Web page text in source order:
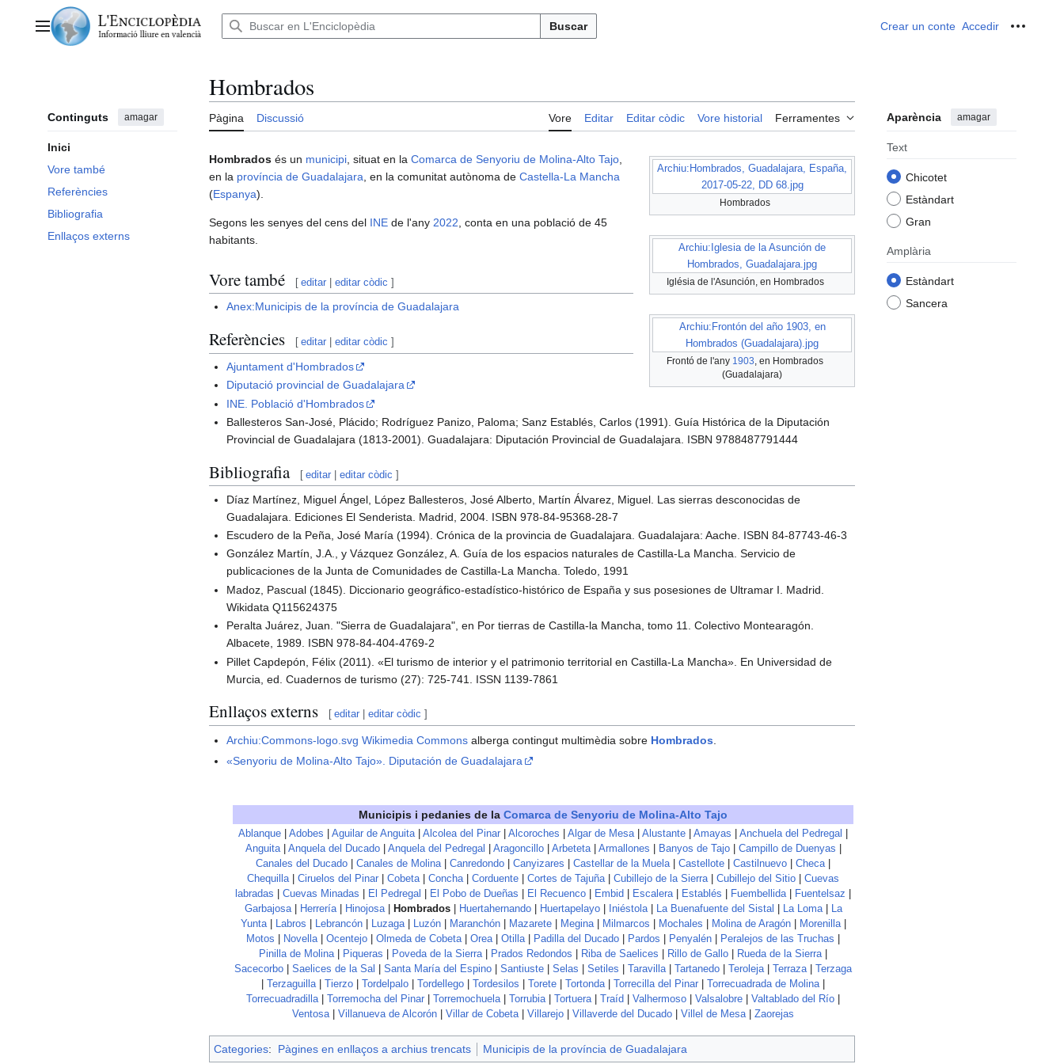
contingutMenú principal Buscar Crear un conte Accedir
Continguts amagar
Inici
Vore també
Referències
Bibliografia
Enllaços externs
Hombrados
Pàgina Discussió Vore Editar Editar còdic Vore historial Ferramentes Aparència amagar
Text
Chicotet
Estàndart
Gran
Amplària
Estàndart
Sancera
Archiu:Hombrados, Guadalajara, España,
2017-05-22, DD 68.jpg
Hombrados
Archiu:Iglesia de la Asunción de
Hombrados, Guadalajara.jpg
Iglésia de l'Asunción, en Hombrados
Archiu:Frontón del año 1903, en
Hombrados (Guadalajara).jpg
Frontó de l'any 1903, en Hombrados
(Guadalajara)
Hombrados és un municipi , situat en la Comarca de Senyoriu de Molina-Alto Tajo
en la província de Guadalajara , en la comunitat autònoma de Castella-La Mancha
(Espanya).
Segons les senyes del cens del INE de l'any 2022 , conta en una població de 45
habitants.
Vore també [ editar |editar còdic ]
Anex:Municipis de la província de Guadalajara
Referències [ editar |editar còdic ]
Ajuntament d'Hombrados
Diputació provincial de Guadalajara
INE. Població d'Hombrados
Ballesteros San-José, Plácido; Rodríguez Panizo, Paloma; Sanz Establés, Carlos (1991). Guía Histórica de la Diputación
Provincial de Guadalajara (1813-2001). Guadalajara: Diputación Provincial de Guadalajara. ISBN 9788487791444
Bibliografia [ editar |editar còdic ]
Díaz Martínez, Miguel Ángel, López Ballesteros, José Alberto, Martín Álvarez, Miguel. Las sierras desconocidas de
Guadalajara. Ediciones El Senderista. Madrid, 2004. ISBN 978-84-95368-28-7
Escudero de la Peña, José María (1994). Crónica de la provincia de Guadalajara. Guadalajara: Aache. ISBN 84-87743-46-3
González Martín, J.A., y Vázquez González, A. Guía de los espacios naturales de Castilla-La Mancha. Servicio de
publicaciones de la Junta de Comunidades de Castilla-La Mancha. Toledo, 1991
Madoz, Pascual (1845). Diccionario geográfico-estadístico-histórico de España y sus posesiones de Ultramar I. Madrid.
Wikidata Q115624375
Peralta Juárez, Juan. "Sierra de Guadalajara", en Por tierras de Castilla-la Mancha, tomo 11. Colectivo Montearagón.
Albacete, 1989. ISBN 978-84-404-4769-2
Pillet Capdepón, Félix (2011). «El turismo de interior y el patrimonio territorial en Castilla-La Mancha». En Universidad de
Murcia, ed. Cuadernos de turismo (27): 725-741. ISSN 1139-7861
Enllaços externs [ editar |editar còdic ]
Archiu:Commons-logo.svg Wikimedia Commons alberga contingut multimèdia sobre Hombrados
«Senyoriu de Molina-Alto Tajo». Diputación de Guadalajara
Municipis i pedanies de la Comarca de Senyoriu de Molina-Alto Tajo
Ablanque Adobes Aguilar de Anguita| Alcolea del Pinar Alcoroches Algar de Mesa| Alustante Amayas Anchuela del Pedregal
Anguita| Anquela del Ducado| Anquela del Pedregal Aragoncillo| Arbeteta| Armallones Banyos de Tajo| Campillo de Duenyas
Canales del Ducado
Canales de Molina| Canredondo Canyizares Castellar de la Muela| Castellote Castilnuevo Checa|
Chequilla| Ciruelos del Pinar Cobeta| Concha| Corduente Cortes de Tajuña| Cubillejo de la Sierra| Cubillejo del Sitio
Cuevas
labradas
Cuevas Minadas El Pedregal El Pobo de Dueñas El Recuenco Embid Escalera| Establés Fuembellida| Fuentelsaz
Garbajosa| Herrería| Hinojosa| Hombrados| Huertahernando| Huertapelayo| Iniéstola| La Buenafuente del Sistal La Loma|
La
Yunta| Labros Lebrancón| Luzaga| Luzón| Maranchón| Mazarete| Megina| Milmarcos Mochales Molina de Aragón| Morenilla|
Motos
Novella| Ocentejo Olmeda de Cobeta| Orea| Otilla| Padilla del Ducado Pardos Penyalén Peralejos de las Truchas
Pinilla de Molina| Piqueras Poveda de la Sierra| Prados Redondos Riba de Saelices Rillo de Gallo Rueda de la Sierra|
Sacecorbo
Saelices de la Sal Santa María del Espino Santiuste Selas Setiles Taravilla| Tartanedo Teroleja| Terraza|
Terzaga
Terzaguilla| Tierzo Tordelpalo Tordellego Tordesilos Torete Tortonda| Torrecilla del Pinar Torrecuadrada de Molina|
Torrecuadradilla| Torremocha del Pinar Torremochuela| Torrubia| Tortuera| Traíd Valhermoso Valsalobre Valtablado del Río
Ventosa| Villanueva de Alcorón Villar de Cobeta| Villarejo Villaverde del Ducado‎‎ Villel de Mesa| Zaorejas
Categories: Pàgines en enllaços a archius trencats Municipis de la província de Guadalajara